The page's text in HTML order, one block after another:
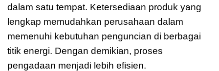
dalam satu tempat. Ketersediaan produk yang
lengkap memudahkan perusahaan dalam
memenuhi kebutuhan penguncian di berbagai
titik energi. Dengan demikian, proses
pengadaan menjadi lebih efisien.